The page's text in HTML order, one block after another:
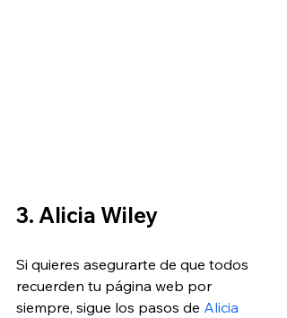
3. Alicia Wiley
Si quieres asegurarte de que todos
recuerden tu página web por
siempre, sigue los pasos de Alicia